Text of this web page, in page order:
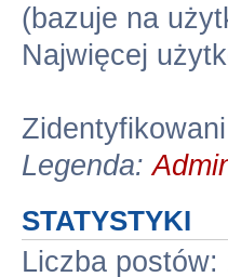
(bazuje na
Najwięcej
Legenda:
STATYSTYKI
Liczba postów: